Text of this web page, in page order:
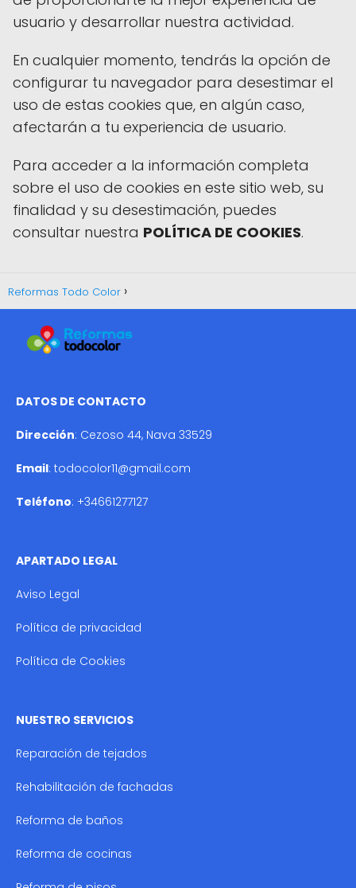
usuario y desarrollar nuestra actividad.
En cualquier momento, tendrás la opción de
configurar tu navegador para desestimar el
uso de estas cookies que, en algún caso,
afectarán a tu experiencia de usuario.
Para acceder a la información completa
sobre el uso de cookies en este sitio web, su
finalidad y su desestimación, puedes
consultar nuestra POLÍTICA DE COOKIES.
Reformas Todo Color
DATOS DE CONTACTO
Dirección: Cezoso 44, Nava 33529
Email: todocolor11@gmail.com
Teléfono: +34661277127
APARTADO LEGAL
Aviso Legal
Política de privacidad
Política de Cookies
NUESTRO SERVICIOS
Reparación de tejados
Rehabilitación de fachadas
Reforma de baños
Reforma de cocinas